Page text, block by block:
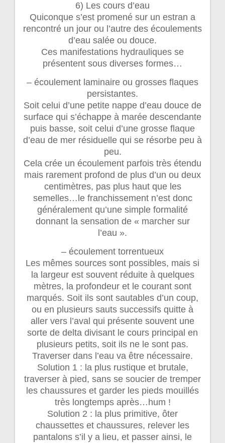
6) Les cours d’eau
Quiconque s’est promené sur un estran a
rencontré un jour ou l’autre des écoulements
d’eau salée ou douce.
Ces manifestations hydrauliques se
présentent sous diverses formes…
– écoulement laminaire ou grosses flaques
persistantes.
Soit celui d’une petite nappe d’eau douce de
surface qui s’échappe à marée descendante
puis basse, soit celui d’une grosse flaque
d’eau de mer résiduelle qui se résorbe peu à
peu.
Cela crée un écoulement parfois très étendu
mais rarement profond de plus d’un ou deux
centimètres, pas plus haut que les
semelles…le franchissement n’est donc
généralement qu’une simple formalité
donnant la sensation de « marcher sur
l’eau ».
– écoulement torrentueux
Les mêmes sources sont possibles, mais si
la largeur est souvent réduite à quelques
mètres, la profondeur et le courant sont
marqués. Soit ils sont sautables d’un coup,
ou en plusieurs sauts successifs quitte à
aller vers l’aval qui présente souvent une
sorte de delta divisant le cours principal en
plusieurs petits, soit ils ne le sont pas.
Traverser dans l’eau va être nécessaire.
Solution 1 : la plus rustique et brutale,
traverser à pied, sans se soucier de tremper
les chaussures et garder les pieds mouillés
très longtemps après…hum !
Solution 2 : la plus primitive, ôter
chaussettes et chaussures, relever les
pantalons s’il y a lieu, et passer ainsi, le